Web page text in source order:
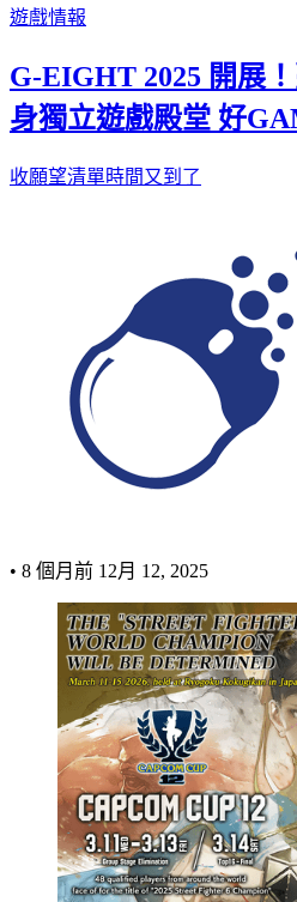
遊戲情報
G-EIGHT 2025 開展
身獨立遊戲殿堂 好
收願望清單時間又到了
• 8 個月前 12月 12, 2025